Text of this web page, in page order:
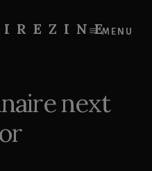
MENU
next